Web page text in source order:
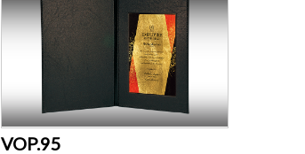
VOP.95